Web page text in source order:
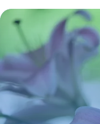
2026
31 mai 2026